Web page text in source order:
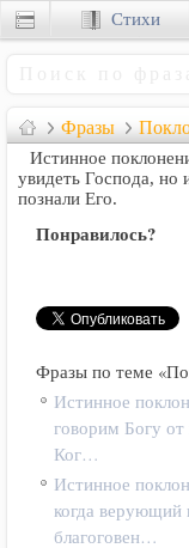
Фразы
Истинное
увидеть Господа, но
познали Его.
Понравилось?
Фразы по теме
Истинное
говорим Богу
Ког…
Истинное
когда верующий
благоговен…
Стихи